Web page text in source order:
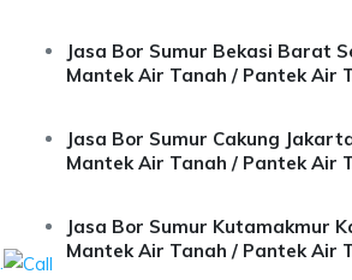
Jasa Bor Sumur Bekasi Barat
Mantek Air Tanah / Pantek Air
Jasa Bor Sumur Cakung
Mantek Air Tanah / Pantek Air
Jasa Bor Sumur Kutamakmur
Mantek Air Tanah / Pantek Air